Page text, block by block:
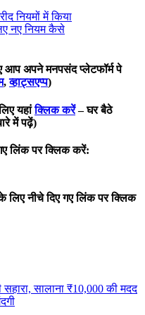
नियमों में किया
नए नियम कैसे
आप अपने मनपसंद प्लेटफॉर्म पे
,व्हाट्सएप्प)
यहांक्लिक करें– घर बैठे
में पढ़ें)
लिंक पर क्लिक करें:
नीचे दिए गए लिंक पर क्लिक